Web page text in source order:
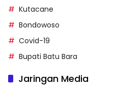
Kutacane
Bondowoso
Covid-19
Bupati Batu Bara
Jaringan Media